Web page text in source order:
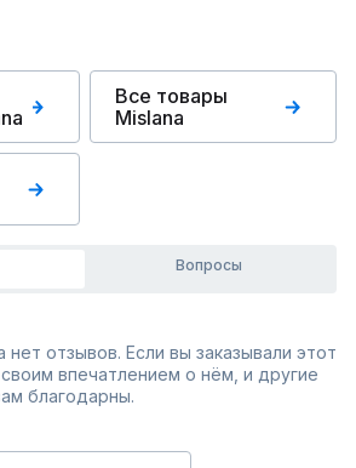
Все товары
Mislana
Вопросы
нет отзывов. Если вы заказывали этот
впечатлением о нём, и другие
благодарны.